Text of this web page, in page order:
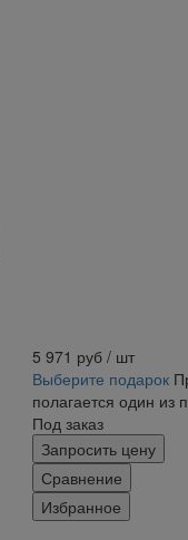
5 971 руб / шт
Выберите подарок
полагается один из
Под заказ
Запросить цену
Сравнение
Избранное